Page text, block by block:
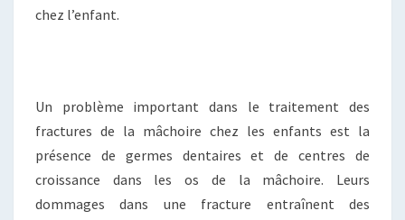
chez l’enfant.
Un problème important dans le traitement des
fractures de la mâchoire chez les enfants est la
présence de germes dentaires et de centres de
croissance dans les os de la mâchoire. Leurs
dommages dans une fracture entraînent des